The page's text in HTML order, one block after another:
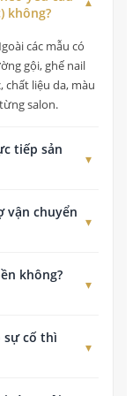
không?
các mẫu có
gội, ghế nail
chất liệu da, màu
salon.
tiếp sản
của chúng
TP. Hồ Chí
vận chuyển
phí vận chuyển
hỗ trợ gửi
không?
gia công trực tiếp
Tùy từng dòng
sự cố thì